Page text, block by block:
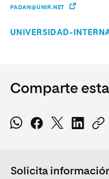
PADAN@UNIR.NET
UNIVERSIDAD-
Comparte
Solicita